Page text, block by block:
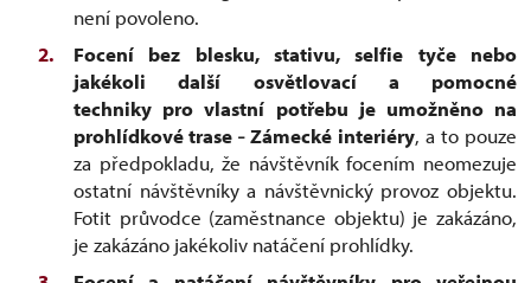
není povoleno.
Focení bez blesku, stativu, selfie tyče nebo
jakékoli další osvětlovací a pomocné
techniky pro vlastní potřebu je umožněno na
prohlídkové trase – Zámecké interiéry, a to pouze
za předpokladu, že návštěvník focením neomezuje
ostatní návštěvníky a návštěvnický provoz objektu.
Fotit průvodce (zaměstnance objektu) je zakázáno,
je zakázáno jakékoliv natáčení prohlídky.